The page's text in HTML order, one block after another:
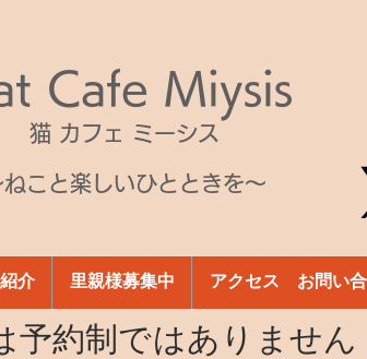
Cafe Miysis
猫 カフェ ミーシス
ねこと楽しいひとときを～
介 里親様募集中 アクセス お問い
予約制ではありません